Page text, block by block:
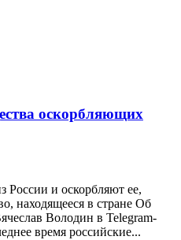
оскорбляющих
России и оскорбляют ее,
находящееся в стране Об
Володин в Telegram-
время российские...